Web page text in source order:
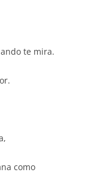
te mira.
como